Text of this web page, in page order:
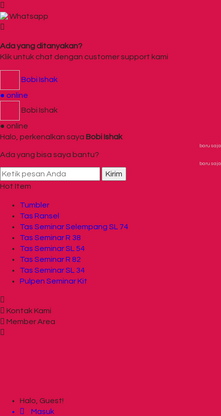
Whatsapp
Ada yang ditanyakan?
Klik untuk chat dengan customer support kami
Bobi Ishak
● online
Bobi Ishak
● online
Halo, perkenalkan saya Bobi Ishak
baru saja
Ada yang bisa saya bantu?
baru saja
Kirim
Hot Item
Tumbler
Tas Ransel
Tas Seminar Selempang SL 74
Tas Seminar R 38
Tas Seminar SL 54
Tas Seminar R 82
Tas Seminar SL 34
Pulpen Seminar Kit
Kontak Kami
Member Area
Halo, Guest!
Masuk